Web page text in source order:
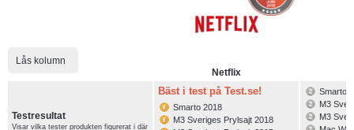
Lås kolumn
Testresultat
Visar vilka tester produkten figurerat i där
Lås kolumn
Testresultat
Visar vilka tester produkten figurerat i där
Netflix
Bäst i test på Test.se!
Smarto 2018
M3 Sveriges Prylsajt 2018
Smarto
M3
M3